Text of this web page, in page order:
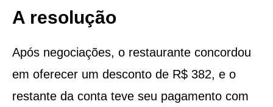
A resolução
Após negociações, o restaurante concordou
em oferecer um desconto de R$ 382, e o
restante da conta teve seu pagamento com